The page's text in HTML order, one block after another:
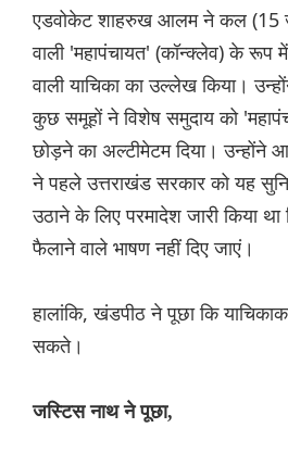
एडवोकेट शाहरुख आलम ने कल (15
वाली 'महापंचायत' (कॉन्क्लेव) के रूप
वाली याचिका का उल्लेख किया।
कुछ समूहों ने विशेष समुदाय को
छोड़ने का अल्टीमेटम दिया। उन्होंने
ने पहले उत्तराखंड सरकार को यह
उठाने के लिए परमादेश जारी किया
फैलाने वाले भाषण नहीं दिए जाएं।
हालांकि, खंडपीठ ने पूछा कि
सकते।
जस्टिस नाथ ने पूछा,